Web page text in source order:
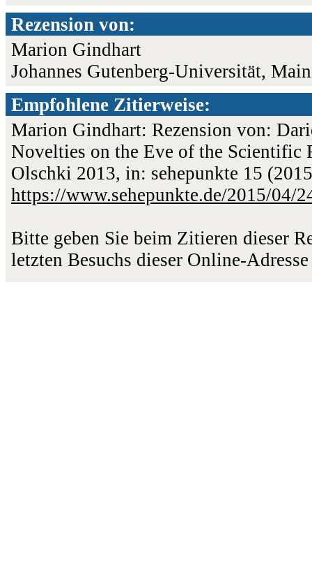
Rezension von:
Marion Gindhart
Johannes Gutenberg-Universität,
Empfohlene Zitierweise:
Marion Gindhart: Rezension von:
Novelties on the Eve of the Scientific
Olschki 2013, in: sehepunkte 15
https://www.sehepunkte.de/2015/04/
Bitte geben Sie beim Zitieren dieser
letzten Besuchs dieser Online-Adresse